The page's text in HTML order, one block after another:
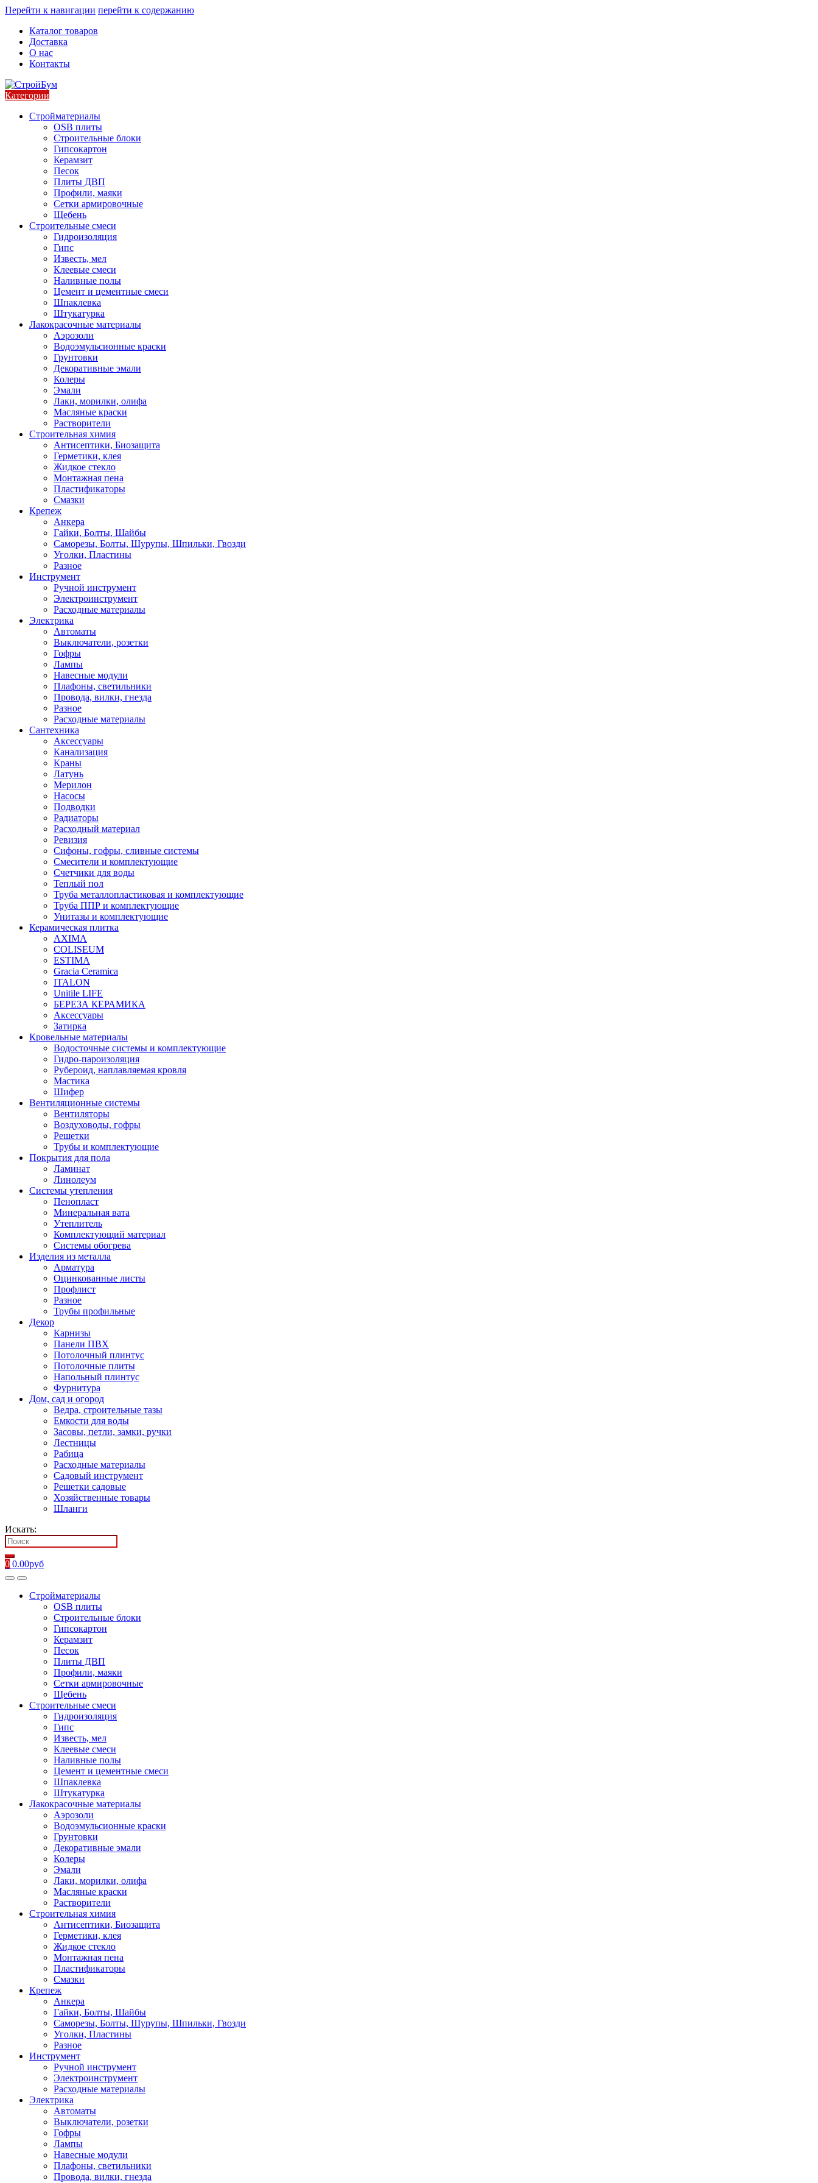
Перейти к навигации перейти к содержанию
Каталог товаров
Доставка
О нас
Контакты
Категории
Стройматериалы
OSB плиты
Строительные блоки
Гипсокартон
Керамзит
Песок
Плиты ДВП
Профили, маяки
Сетки армировочные
Щебень
Строительные смеси
Гидроизоляция
Гипс
Известь, мел
Клеевые смеси
Наливные полы
Цемент и цементные смеси
Шпаклевка
Штукатурка
Лакокрасочные материалы
Аэрозоли
Водоэмульсионные краски
Грунтовки
Декоративные эмали
Колеры
Эмали
Лаки, морилки, олифа
Масляные краски
Растворители
Строительная химия
Антисептики, Биозащита
Герметики, клея
Жидкое стекло
Монтажная пена
Пластификаторы
Смазки
Крепеж
Анкера
Гайки, Болты, Шайбы
Саморезы, Болты, Шурупы, Шпильки, Гвозди
Уголки, Пластины
Разное
Инструмент
Ручной инструмент
Электроинструмент
Расходные материалы
Электрика
Автоматы
Выключатели, розетки
Гофры
Лампы
Навесные модули
Плафоны, светильники
Провода, вилки, гнезда
Разное
Расходные материалы
Сантехника
Аксессуары
Канализация
Краны
Латунь
Мерилон
Насосы
Подводки
Радиаторы
Расходный материал
Ревизия
Сифоны, гофры, сливные системы
Смесители и комплектующие
Счетчики для воды
Теплый пол
Труба металлопластиковая и комплектующие
Труба ППР и комплектующие
Унитазы и комплектующие
Керамическая плитка
AXIMA
COLISEUM
ESTIMA
Gracia Ceramica
ITALON
Unitile LIFE
БЕРЕЗА КЕРАМИКА
Аксессуары
Затирка
Кровельные материалы
Водосточные системы и комплектующие
Гидро-пароизоляция
Рубероид, наплавляемая кровля
Мастика
Шифер
Вентиляционные системы
Вентиляторы
Воздуховоды, гофры
Решетки
Трубы и комплектующие
Покрытия для пола
Ламинат
Линолеум
Системы утепления
Пенопласт
Минеральная вата
Утеплитель
Комплектующий материал
Системы обогрева
Изделия из металла
Арматура
Оцинкованные листы
Профлист
Разное
Трубы профильные
Декор
Карнизы
Панели ПВХ
Потолочный плинтус
Потолочные плиты
Напольный плинтус
Фурнитура
Дом, сад и огород
Ведра, строительные тазы
Емкости для воды
Засовы, петли, замки, ручки
Лестницы
Рабица
Расходные материалы
Садовый инструмент
Решетки садовые
Хозяйственные товары
Шланги
Искать:
0 0.00руб
Стройматериалы
OSB плиты
Строительные блоки
Гипсокартон
Керамзит
Песок
Плиты ДВП
Профили, маяки
Сетки армировочные
Щебень
Строительные смеси
Гидроизоляция
Гипс
Известь, мел
Клеевые смеси
Наливные полы
Цемент и цементные смеси
Шпаклевка
Штукатурка
Лакокрасочные материалы
Аэрозоли
Водоэмульсионные краски
Грунтовки
Декоративные эмали
Колеры
Эмали
Лаки, морилки, олифа
Масляные краски
Растворители
Строительная химия
Антисептики, Биозащита
Герметики, клея
Жидкое стекло
Монтажная пена
Пластификаторы
Смазки
Крепеж
Анкера
Гайки, Болты, Шайбы
Саморезы, Болты, Шурупы, Шпильки, Гвозди
Уголки, Пластины
Разное
Инструмент
Ручной инструмент
Электроинструмент
Расходные материалы
Электрика
Автоматы
Выключатели, розетки
Гофры
Лампы
Навесные модули
Плафоны, светильники
Провода, вилки, гнезда